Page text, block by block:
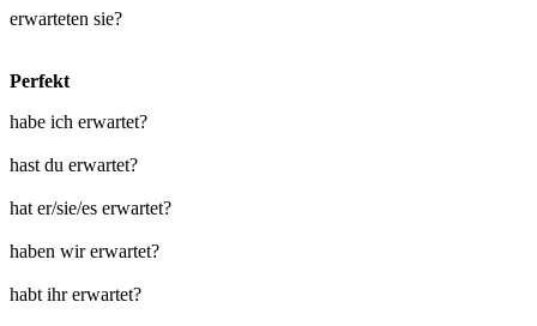
erwarteten sie?
Perfekt
habe ich erwartet?
hast du erwartet?
hat er/sie/es erwartet?
haben wir erwartet?
habt ihr erwartet?